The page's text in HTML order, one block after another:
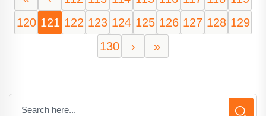
120 121 122 123 124 125 126 127 128 129
130
› »